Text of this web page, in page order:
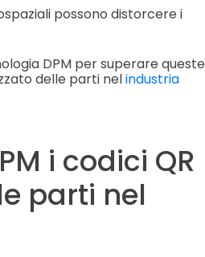
possono distorcere i
DPM per superare queste
delle parti nelindustria
i codici QR
parti nel